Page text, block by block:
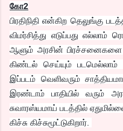
கோ2
பிரதிநிதி என்கிற தெலுங்கு
விமர்சித்து எடுப்பது எல்லாம்
ஆளும் அரசின் பிரச்சனைகளை
கிண்டல் செய்யும்
இப்படம் வெளிவரும்
இரண்டாம் பாதியில் வரும்
சுவாரஸ்யமாய் படத்தில்
கிச்சு கிச்சுமூட்டுகிறார்.